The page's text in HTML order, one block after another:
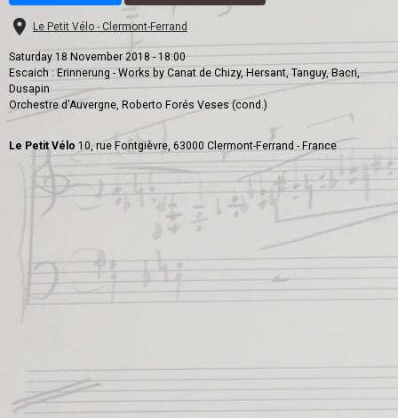
Le Petit Vélo - Clermont-Ferrand
Saturday 18 November 2018 - 18:00
Escaich : Erinnerung - Works by Canat de Chizy, Hersant, Tanguy, Bacri,
Dusapin
Orchestre d'Auvergne, Roberto Forés Veses (cond.)
Le Petit Vélo 10, rue Fontgièvre, 63000 Clermont-Ferrand - France